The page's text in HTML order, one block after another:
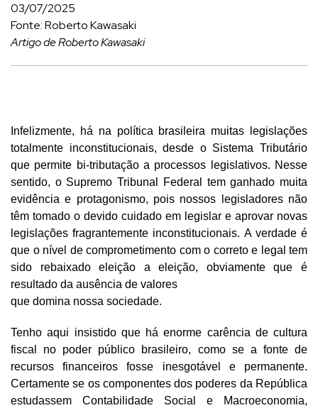
03/07/2025
Fonte: Roberto Kawasaki
Artigo de Roberto Kawasaki
Infelizmente, há na política brasileira muitas legislações
totalmente inconstitucionais, desde o Sistema Tributário
que permite bi-tributação a processos legislativos. Nesse
sentido, o Supremo Tribunal Federal tem ganhado muita
evidência e protagonismo, pois nossos legisladores não
têm tomado o devido cuidado em legislar e aprovar novas
legislações fragrantemente inconstitucionais. A verdade é
que o nível de comprometimento com o correto e legal tem
sido rebaixado eleição a eleição, obviamente que é
resultado da ausência de valores
que domina nossa sociedade.
Tenho aqui insistido que há enorme carência de cultura
fiscal no poder público brasileiro, como se a fonte de
recursos financeiros fosse inesgotável e permanente.
Certamente se os componentes dos poderes da República
estudassem Contabilidade Social e Macroeconomia,